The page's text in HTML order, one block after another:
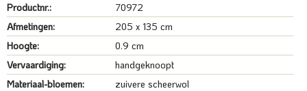
Productnr.:
70972
Afmetingen:
205 x 135 cm
Hoogte:
0.9 cm
Vervaardiging:
handgeknoopt
Materiaal-bloemen:
zuivere scheerwol